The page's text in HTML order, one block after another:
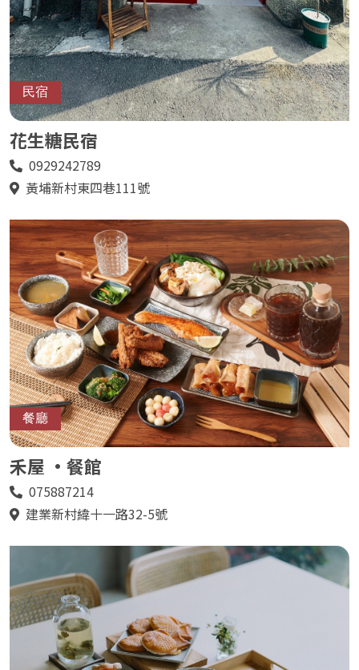
民宿
花生糖民宿
電0929242789
地黃埔新村東四巷111號
餐廳
禾屋 •餐館
電075887214
地建業新村緯十一路32-5號